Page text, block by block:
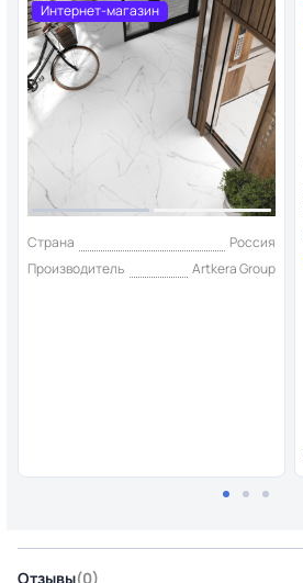
Интернет-магазин
Страна
Россия
Производитель
Artkera Group
Отзывы(0)